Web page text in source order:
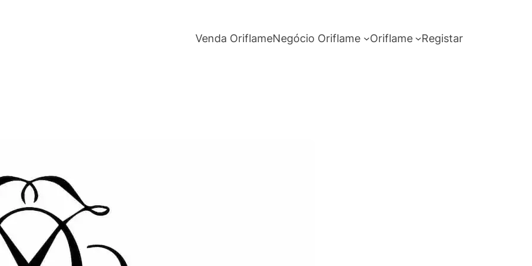
Venda OriflameNegócio Oriflame Oriflame Registar